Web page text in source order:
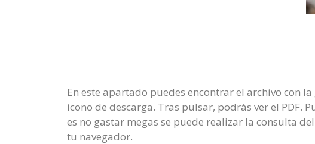
En este apartado puedes encontrar el archivo con
icono de descarga. Tras pulsar, podrás ver el PDF.
es no gastar megas se puede realizar la consulta
tu navegador.